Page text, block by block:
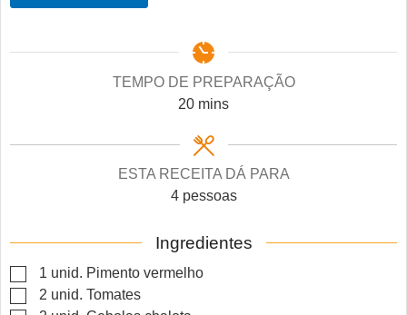
TEMPO DE PREPARAÇÃO
20minutes
mins
ESTA RECEITA DÁ PARA
4 pessoas
Ingredientes
▢
1 unid. Pimento vermelho
▢
2 unid. Tomates